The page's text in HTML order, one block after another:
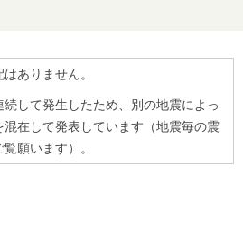
ありません。
して発生したため、別の地震によっ
在して発表しています（地震毎の震
願います）。